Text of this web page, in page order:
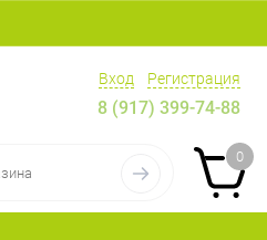
Вход Регистрация
8 (917) 399-74-88
0